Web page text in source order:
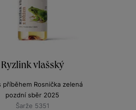
Ryzlink vlašský
příběhem Rosnička zelená
pozdní sběr 2025
Šarže 5351